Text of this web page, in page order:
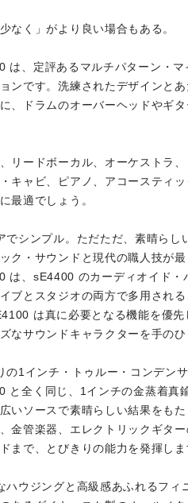
少なく」がより良い場合もある。
は、定評あるマルチパターン・
ンです。洗練されたデザインと
、ドラムのオーバーヘッドやギ
リードボーカル、オーケストラ
キャビ、ピアノ、アコースティ
最適でしょう。
でシンプル。ただただ、素晴らし
ク・サウンドと現代の職人技が
は、sE4400 のカーディオイド・
ブとスタジオの両方で多用され
は真に必要となる機能を優
なサウンドキャラクターを手の
の1インチ・トゥルー・コンデン
と全く同じ、1インチの金蒸着真
いソースで素晴らしい結果をも
金管楽器、エレクトリックギタ
まで、とびきりの能力を発揮しま
ハウジングと高級感あふれるフィ